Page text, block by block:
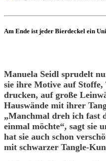
Am Ende ist jeder Bierdeckel ein
Manuela Seidl sprudelt
sie ihre Motive auf Stoffe,
drucken, auf große
Hauswände mit ihrer
„Manchmal dreh ich fast
einmal möchte“, sagt sie
hat sie auch schon
mit schwarzer Tangle-